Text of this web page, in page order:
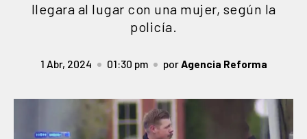
llegara al lugar con una mujer, según la
policía.
1 Abr, 2024 01:30 pm porAgencia Reforma